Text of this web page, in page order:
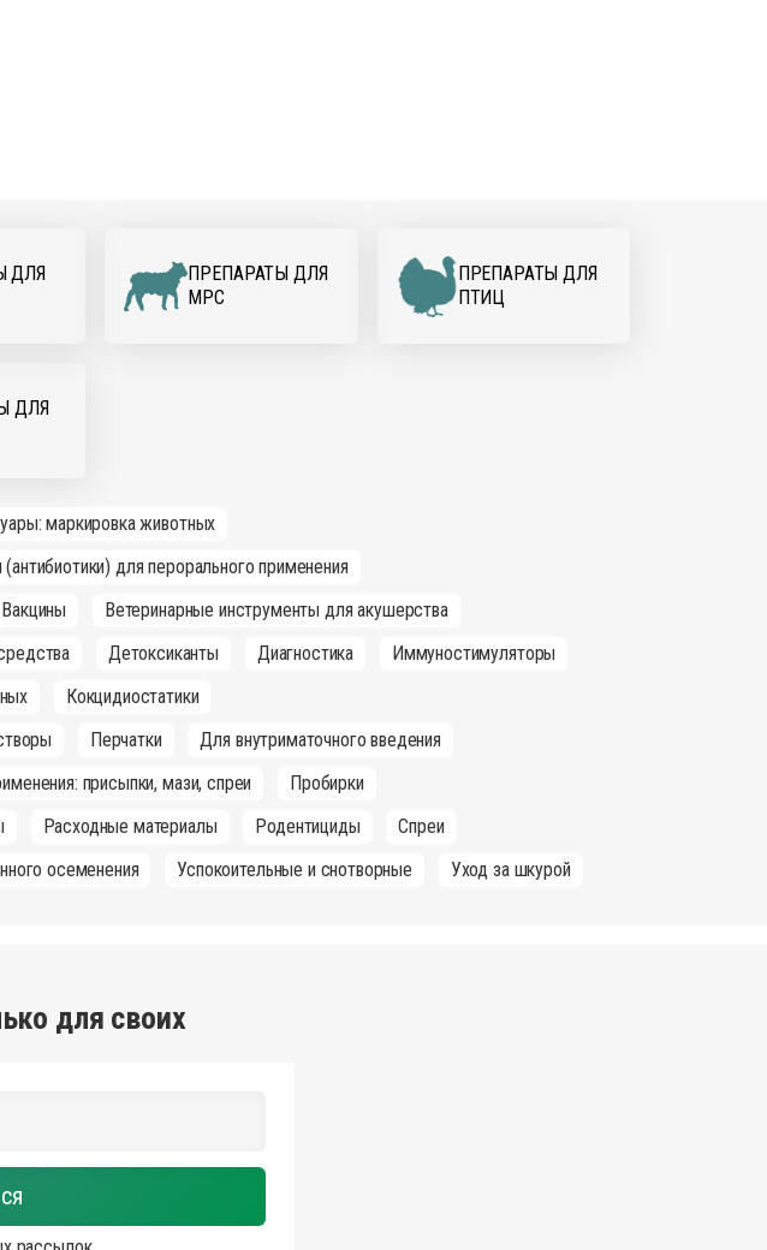
ДЛЯ
ПРЕПАРАТЫ ДЛЯ
МРС
ПРЕПАРАТЫ ДЛЯ
ПТИЦ
ДЛЯ
маркировка животных
для перорального применения
Вакцины
Ветеринарные инструменты для акушерства
Детоксиканты Диагностика
Иммуностимуляторы
Кокцидиостатики
Перчатки
Для внутриматочного введения
присыпки, мази, спреи
Пробирки
Расходные материалы Родентициды
Спреи
осеменения Успокоительные и снотворные Уход за шкурой
для своих